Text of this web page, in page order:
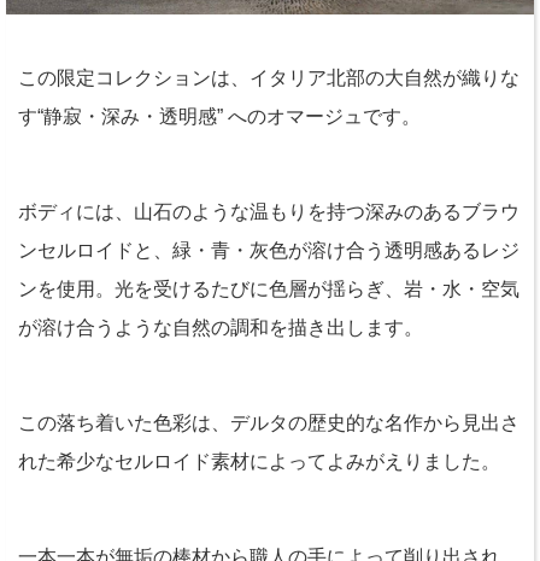
この限定コレクションは、イタリア北部の大自然が織りな
す“静寂・深み・透明感” へのオマージュです。
ボディには、山石のような温もりを持つ深みのあるブラウ
ンセルロイドと、緑・青・灰色が溶け合う透明感あるレジ
ンを使用。光を受けるたびに色層が揺らぎ、岩・水・空気
が溶け合うような自然の調和を描き出します。
この落ち着いた色彩は、デルタの歴史的な名作から見出さ
れた希少なセルロイド素材によってよみがえりました。
一本一本が無垢の棒材から職人の手によって削り出され、